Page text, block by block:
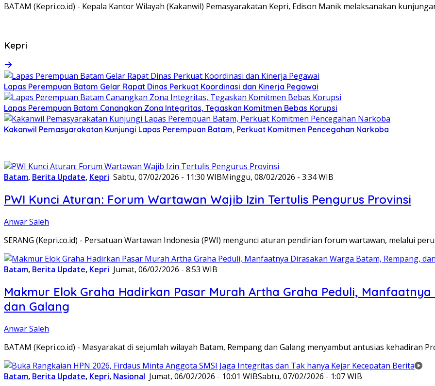
BATAM (Kepri.co.id) - Kepala Kantor Wilayah (Kakanwil) Pemasyarakatan Kepri, Edison Manik melaksanakan
Kepri
Lapas Perempuan Batam Gelar Rapat Dinas Perkuat Koordinasi dan Kinerja Pegawai
Lapas Perempuan Batam Canangkan Zona Integritas, Tegaskan Komitmen Bebas Korupsi
Kakanwil Pemasyarakatan Kunjungi Lapas Perempuan Batam, Perkuat Komitmen Pencegahan Narkoba
Batam, Berita Update, Kepri Sabtu, 07/02/2026 - 11:30 WIBMinggu, 08/02/2026 - 3:34 WIB
PWI Kunci Aturan: Forum Wartawan Wajib Izin Tertulis Pengurus Provinsi
Anwar Saleh
SERANG (Kepri.co.id) - Persatuan Wartawan Indonesia (PWI) mengunci aturan pendirian forum wartawan, melalui
Batam, Berita Update, Kepri Jumat, 06/02/2026 - 8:53 WIB
Makmur Elok Graha Hadirkan Pasar Murah Artha Graha Peduli,
dan Galang
Anwar Saleh
BATAM (Kepri.co.id) - Masyarakat di sejumlah wilayah Batam, Rempang dan Galang menyambut antusias kehadiran
Batam, Berita Update, Kepri, Nasional Jumat, 06/02/2026 - 10:01 WIBSabtu, 07/02/2026 - 1:07 WIB